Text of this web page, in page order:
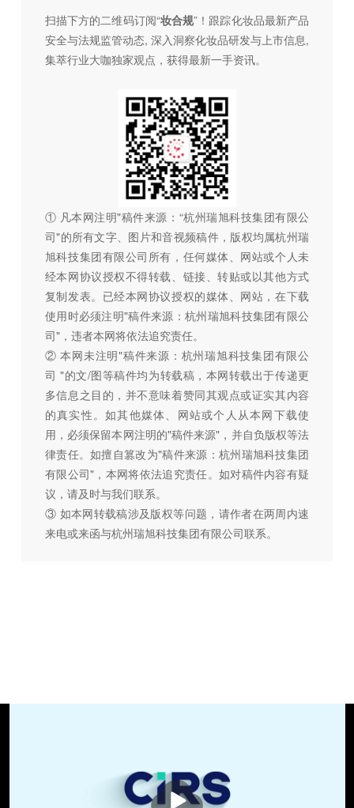
扫描下方的二维码订阅“妆合规”！跟踪化妆品最新产品
安全与法规监管动态, 深入洞察化妆品研发与上市信息,
集萃行业大咖独家观点，获得最新一手资讯。
① 凡本网注明"稿件来源：“杭州瑞旭科技集团有限公
司"的所有文字、图片和音视频稿件，版权均属杭州瑞
旭科技集团有限公司所有，任何媒体、网站或个人未
经本网协议授权不得转载、链接、转贴或以其他方式
复制发表。已经本网协议授权的媒体、网站，在下载
使用时必须注明"稿件来源：杭州瑞旭科技集团有限公
司"，违者本网将依法追究责任。
② 本网未注明"稿件来源：杭州瑞旭科技集团有限公
司 "的文/图等稿件均为转载稿，本网转载出于传递更
多信息之目的，并不意味着赞同其观点或证实其内容
的真实性。如其他媒体、网站或个人从本网下载使
用，必须保留本网注明的"稿件来源"，并自负版权等法
律责任。如擅自篡改为"稿件来源：杭州瑞旭科技集团
有限公司"，本网将依法追究责任。如对稿件内容有疑
议，请及时与我们联系。
③ 如本网转载稿涉及版权等问题，请作者在两周内速
来电或来函与杭州瑞旭科技集团有限公司联系。
播
放